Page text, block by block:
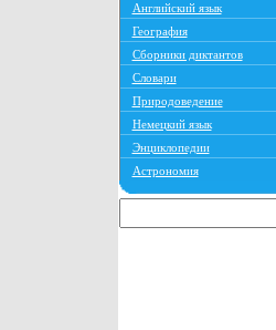
Английский язык
География
Сборники диктантов
Словари
Природоведение
Немецкий язык
Энциклопедии
Астрономия